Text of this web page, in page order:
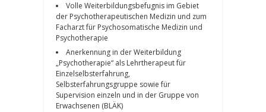
Volle Weiterbildungsbefugnis im Gebiet
der Psychotherapeutischen Medizin und zum
Facharzt für Psychosomatische Medizin und
Psychotherapie
Anerkennung in der Weiterbildung
„Psychotherapie“ als Lehrtherapeut für
Einzelselbsterfahrung,
Selbsterfahrungsgruppe sowie für
Supervision einzeln und in der Gruppe von
Erwachsenen (BLÄK)